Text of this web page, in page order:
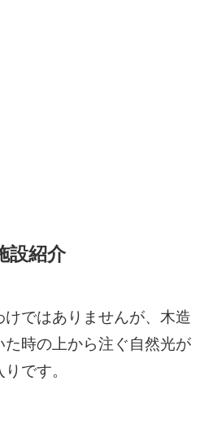
設紹介
ではありませんが、木造
時の上から注ぐ自然光が
です。